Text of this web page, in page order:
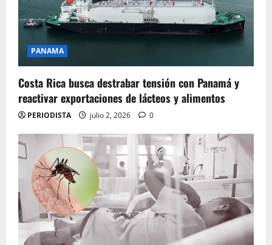
PANAMA
Costa Rica busca destrabar tensión con Panamá y
reactivar exportaciones de lácteos y alimentos
PERIODISTA julio 2, 2026 0